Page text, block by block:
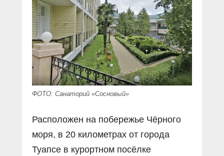
ФОТО: Санаторий «Сосновый»
Расположен на побережье Чёрного
моря, в 20 километрах от города
Туапсе в курортном посёлке